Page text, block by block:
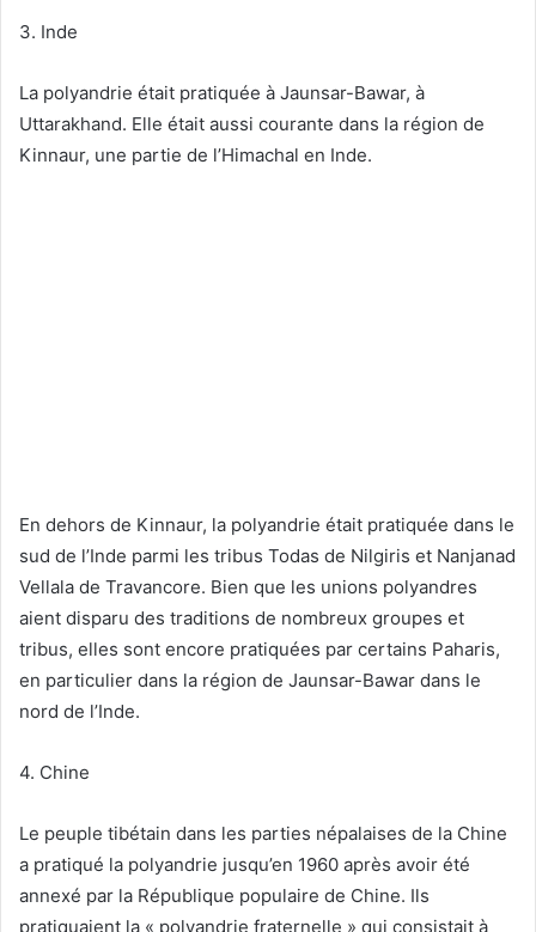
3. Inde
La polyandrie était pratiquée à Jaunsar-Bawar, à
Uttarakhand. Elle était aussi courante dans la région de
Kinnaur, une partie de l’Himachal en Inde.
En dehors de Kinnaur, la polyandrie était pratiquée dans le
sud de l’Inde parmi les tribus Todas de Nilgiris et Nanjanad
Vellala de Travancore. Bien que les unions polyandres
aient disparu des traditions de nombreux groupes et
tribus, elles sont encore pratiquées par certains Paharis,
en particulier dans la région de Jaunsar-Bawar dans le
nord de l’Inde.
4. Chine
Le peuple tibétain dans les parties népalaises de la Chine
a pratiqué la polyandrie jusqu’en 1960 après avoir été
annexé par la République populaire de Chine. Ils
pratiquaient la « polyandrie fraternelle » qui consistait à